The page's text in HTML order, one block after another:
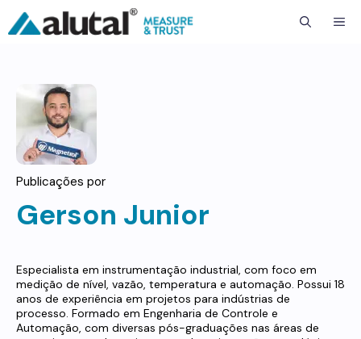
Publicações por
Gerson Junior
Especialista em instrumentação industrial, com foco em
medição de nível, vazão, temperatura e automação. Possui 18
anos de experiência em projetos para indústrias de
processo. Formado em Engenharia de Controle e
Automação, com diversas pós-graduações nas áreas de